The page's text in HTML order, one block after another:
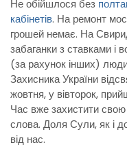
Не обійшлося без
кабінетів. На ремонт
грошей немає. На
забаганки з ставками і
(за рахунок інших)
Захисника України
жовтня, у вівторок,
Час вже захистити
слова. Доля Сули, як і
від нас.